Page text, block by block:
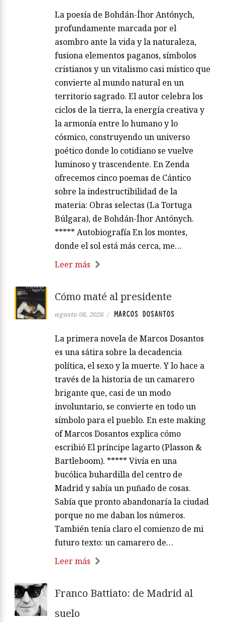
La poesía de Bohdán-Íhor Antónych,
profundamente marcada por el
asombro ante la vida y la naturaleza,
fusiona elementos paganos, símbolos
cristianos y un vitalismo casi místico que
convierte al mundo natural en un
territorio sagrado. El autor celebra los
ciclos de la tierra, la energía creativa y
la armonía entre lo humano y lo
cósmico, construyendo un universo
poético donde lo cotidiano se vuelve
luminoso y trascendente. En Zenda
ofrecemos cinco poemas de Cántico
sobre la indestructibilidad de la
materia: Obras selectas (La Tortuga
Búlgara), de Bohdán-Íhor Antónych.
***** Autobiografía En los montes,
donde el sol está más cerca, me…
Leer más
Cómo maté al presidente
agosto 08, 2026 / MARCOS DOSANTOS
La primera novela de Marcos Dosantos
es una sátira sobre la decadencia
política, el sexo y la muerte. Y lo hace a
través de la historia de un camarero
brigante que, casi de un modo
involuntario, se convierte en todo un
símbolo para el pueblo. En este making
of Marcos Dosantos explica cómo
escribió El príncipe lagarto (Plasson &
Bartleboom). ***** Vivía en una
bucólica buhardilla del centro de
Madrid y sabía un puñado de cosas.
Sabía que pronto abandonaría la ciudad
porque no me daban los números.
También tenía claro el comienzo de mi
futuro texto: un camarero de…
Leer más
Franco Battiato: de Madrid al
suelo